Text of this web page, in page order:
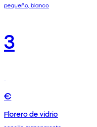
pequeño, blanco
3
€
Florero de vidrio